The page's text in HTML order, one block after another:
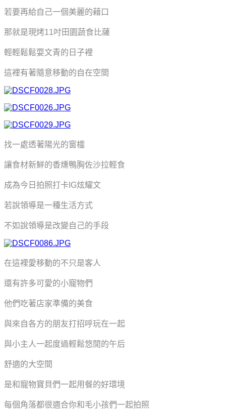
若要再給自己一個美麗的藉口
那就是現烤11吋田園蔬食比薩
輕輕鬆鬆耍文青的日子裡
這裡有著隨意移動的自在空間
找一處透著陽光的窗櫺
讓食材新鮮的香燻鴨胸佐沙拉輕食
成為今日拍照打卡IG炫耀文
若說領導是一種生活方式
不如說領導是改變自己的手段
在這裡愛移動的不只是客人
還有許多可愛的小寵物們
他們吃著店家準備的美食
與來自各方的朋友打招呼玩在一起
與小主人一起度過輕鬆悠閒的午后
舒適的大空間
是和寵物寶貝們一起用餐的好環境
每個角落都很適合你和毛小孩們一起拍照